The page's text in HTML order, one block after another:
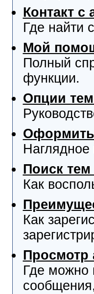
Контакт с
Где найти
Мой
Полный
функции.
Опции
Оформить
Наглядное
Поиск
Как
Как
Просмотр
Где можно